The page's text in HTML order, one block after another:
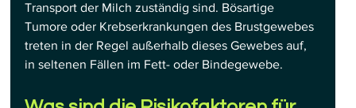
Transport der Milch zuständig sind. Bösartige
Tumore oder Krebserkrankungen des Brustgewebes
treten in der Regel außerhalb dieses Gewebes auf,
in seltenen Fällen im Fett- oder Bindegewebe.